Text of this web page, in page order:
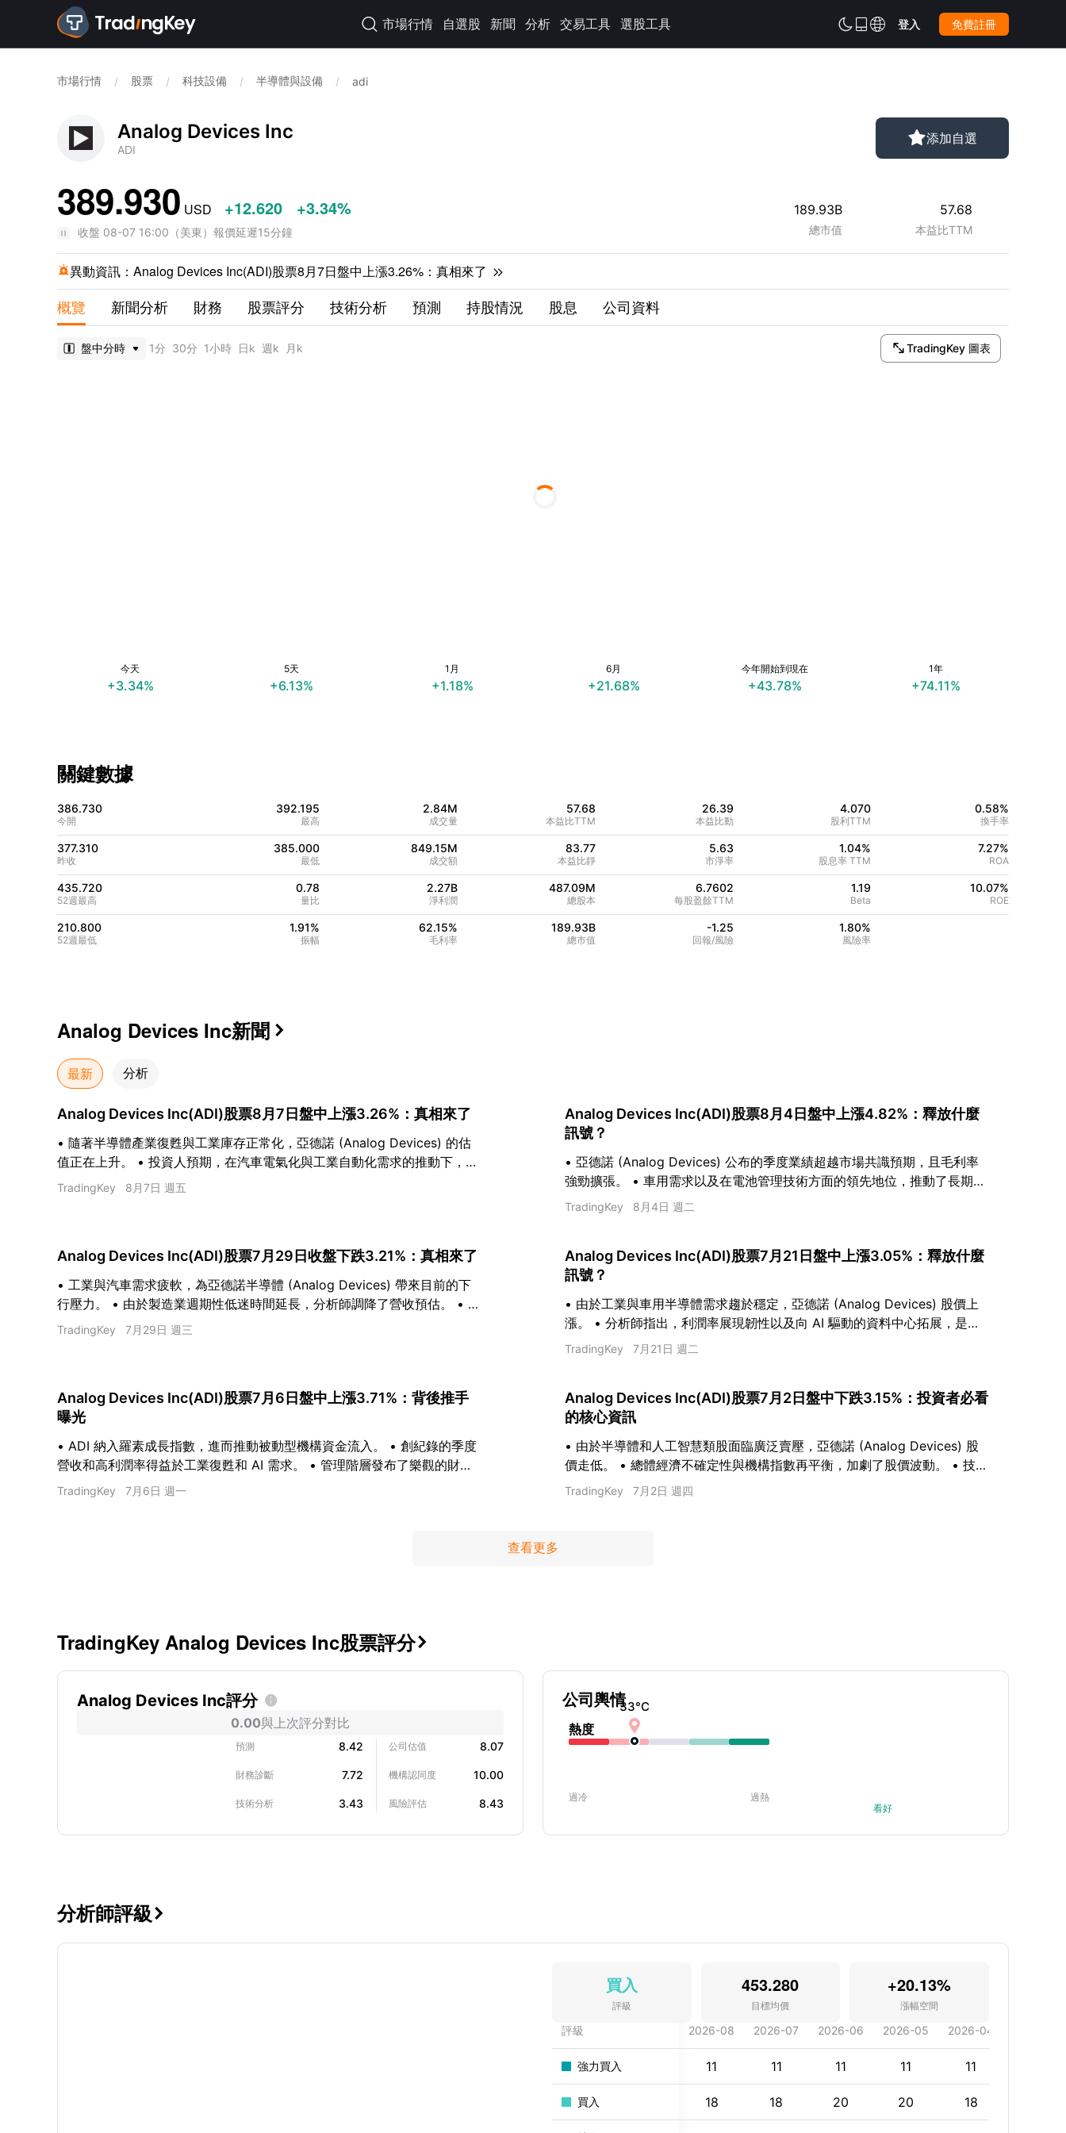
 市場行情 自選股 新聞 分析 交易工具 選股工具  登入 免費註冊
市場行情 / 股票 / 科技設備 / 半導體與設備 / adi
Analog Devices Inc
ADI
添加自選
389.930 USD +12.620 +3.34%
收盤 08-07 16:00 （美東） 報價延遲15分鐘
189.93B
總市值
57.68
本益比TTM
異動資訊： Analog Devices Inc(ADI)股票8月7日盤中上漲3.26%：真相來了 
概覽 新聞分析 財務 股票評分 技術分析 預測 持股情況 股息 公司資料
TradingKey 圖表
盤中分時 1分 30分 1小時 日k 週k 月k
今天
+3.34%
5天
+6.13%
1月
+1.18%
6月
+21.68%
今年開始到現在
+43.78%
1年
+74.11%
關鍵數據
386.730
今開
392.195
最高
2.84M
成交量
57.68
本益比TTM
26.39
本益比動
4.070
股利TTM
0.58%
換手率
377.310
昨收
385.000
最低
849.15M
成交額
83.77
本益比靜
5.63
市淨率
1.04%
股息率 TTM
7.27%
ROA
435.720
52週最高
0.78
量比
2.27B
淨利潤
487.09M
總股本
6.7602
每股盈餘TTM
1.19
Beta
10.07%
ROE
210.800
52週最低
1.91%
振幅
62.15%
毛利率
189.93B
總市值
-1.25
回報/風險
1.80%
風險率
Analog Devices Inc新聞 
最新 分析
Analog Devices Inc(ADI)股票8月7日盤中上漲3.26%：真相來了
• 隨著半導體產業復甦與工業庫存正常化，亞德諾 (Analog Devices) 的估
值正在上升。 • 投資人預期，在汽車電氣化與工業自動化需求的推動下，營
收將迎來成長。 • 分析師給予其共識「買進」評等，平均目標價為 453.28
TradingKey 8月7日 週五
Analog Devices Inc(ADI)股票8月4日盤中上漲4.82%：釋放什麼
訊號？
• 亞德諾 (Analog Devices) 公布的季度業績超越市場共識預期，且毛利率
強勁擴張。 • 車用需求以及在電池管理技術方面的領先地位，推動了長期的
營收能見度。 • 分析師調高目標價，理由是庫存水位改善以及工業領域前景
TradingKey 8月4日 週二
Analog Devices Inc(ADI)股票7月29日收盤下跌3.21%：真相來了
• 工業與汽車需求疲軟，為亞德諾半導體 (Analog Devices) 帶來目前的下
行壓力。 • 由於製造業週期性低迷時間延長，分析師調降了營收預估。 • 技
術指標顯示賣出訊號，該股已跌破關鍵均線。
TradingKey 7月29日 週三
Analog Devices Inc(ADI)股票7月21日盤中上漲3.05%：釋放什麼
訊號？
• 由於工業與車用半導體需求趨於穩定，亞德諾 (Analog Devices) 股價上
漲。 • 分析師指出，利潤率展現韌性以及向 AI 驅動的資料中心拓展，是其
主要的成長動能。 • 潛在的降息預期支持了資本密集型計畫，並有助於長期
TradingKey 7月21日 週二
Analog Devices Inc(ADI)股票7月6日盤中上漲3.71%：背後推手
曝光
• ADI 納入羅素成長指數，進而推動被動型機構資金流入。 • 創紀錄的季度
營收和高利潤率得益於工業復甦和 AI 需求。 • 管理階層發布了樂觀的財政
第三季指引，並宣布了新的股票回購計劃。
TradingKey 7月6日 週一
Analog Devices Inc(ADI)股票7月2日盤中下跌3.15%：投資者必看
的核心資訊
• 由於半導體和人工智慧類股面臨廣泛賣壓，亞德諾 (Analog Devices) 股
價走低。 • 總體經濟不確定性與機構指數再平衡，加劇了股價波動。 • 技術
指標顯示，該股目前處於超賣狀態，且 MACD 指標呈現中性訊號。
TradingKey 7月2日 週四
查看更多
TradingKey Analog Devices Inc股票評分
Analog Devices Inc評分 
0.00與上次評分對比
預測 8.42
財務診斷 7.72
技術分析 3.43
公司估值 8.07
機構認同度 10.00
風險評估 8.43
公司輿情
熱度
33°C

過冷
過熱
看好
分析師評級 
買入
評級
453.280
目標均價
+20.13%
漲幅空間
評級 2026-08 2026-07 2026-06 2026-05 2026-04
強力買入 11 11 11 11 11
買入 18 18 20 20 18